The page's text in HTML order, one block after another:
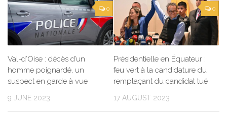
0
Val-d’Oise : décès d’un
homme poignardé, un
suspect en garde à vue
9 JUNE 2023
0
Présidentielle en Équateur :
feu vert à la candidature du
remplaçant du candidat tué
17 AUGUST 2023